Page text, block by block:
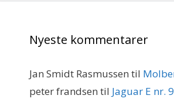
Nyeste kommentarer
Jan Smidt Rasmussen til
peter frandsen til Jaguar E nr.